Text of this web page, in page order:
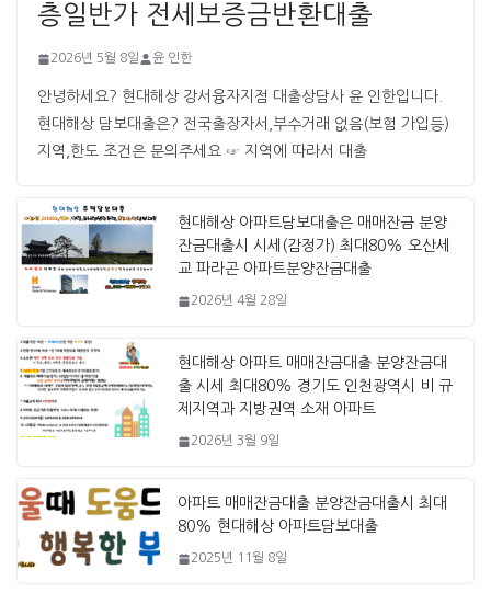
층일반가 전세보증금반환대출
2026년 5월 8일 윤 인한
안녕하세요? 현대해상 강서융자지점 대출상담사 윤 인한입니다. ​ ​
현대해상 담보대출은? 전국출장자서,부수거래 없음(보험 가입등)
지역,한도 조건은 문의주세요 ☞ 지역에 따라서 대출
현대해상 아파트담보대출은 매매잔금 분양
잔금대출시 시세(감정가) 최대80% 오산세
교 파라곤 아파트분양잔금대출
2026년 4월 28일
현대해상 아파트 매매잔금대출 분양잔금대
출 시세 최대80% 경기도 인천광역시 비 규
제지역과 지방권역 소재 아파트
2026년 3월 9일
아파트 매매잔금대출 분양잔금대출시 최대
80% 현대해상 아파트담보대출
2025년 11월 8일